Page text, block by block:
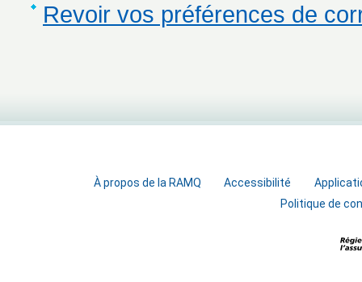
Revoir vos préférences de
À propos de la RAMQ Accessibilité
Politique de